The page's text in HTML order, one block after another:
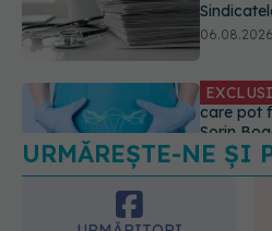
Sorin
este
anumite
cum
URMĂREȘTE-NE ȘI
URMĂRITORI